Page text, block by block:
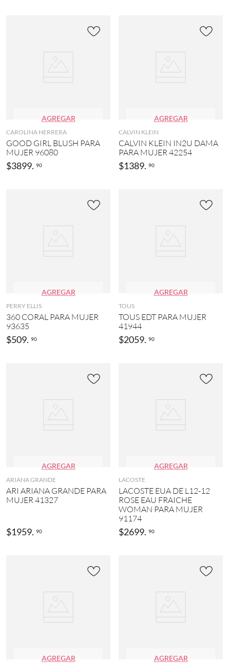
AGREGAR
CAROLINA HERRERA
GOOD GIRL BLUSH PARA
MUJER 96080
$3899. 90
AGREGAR
CALVIN KLEIN
CALVIN KLEIN IN2U DAMA
PARA MUJER 42254
$1389. 90
AGREGAR
PERRY ELLIS
360 CORAL PARA MUJER
93635
$509. 90
AGREGAR
TOUS
TOUS EDT PARA MUJER
41944
$2059. 90
AGREGAR
ARIANA GRANDE
ARI ARIANA GRANDE PARA
MUJER 41327
$1959. 90
AGREGAR
LACOSTE
LACOSTE EUA DE L12-12
ROSE EAU FRAICHE
WOMAN PARA MUJER
91174
$2699. 90
AGREGAR AGREGAR